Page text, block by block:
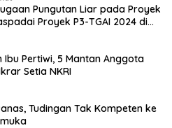
Pungutan Liar pada Proyek
Proyek P3-TGAI 2024 di
Ibu Pertiwi, 5 Mantan Anggota
Setia NKRI
Tudingan Tak Kompeten ke